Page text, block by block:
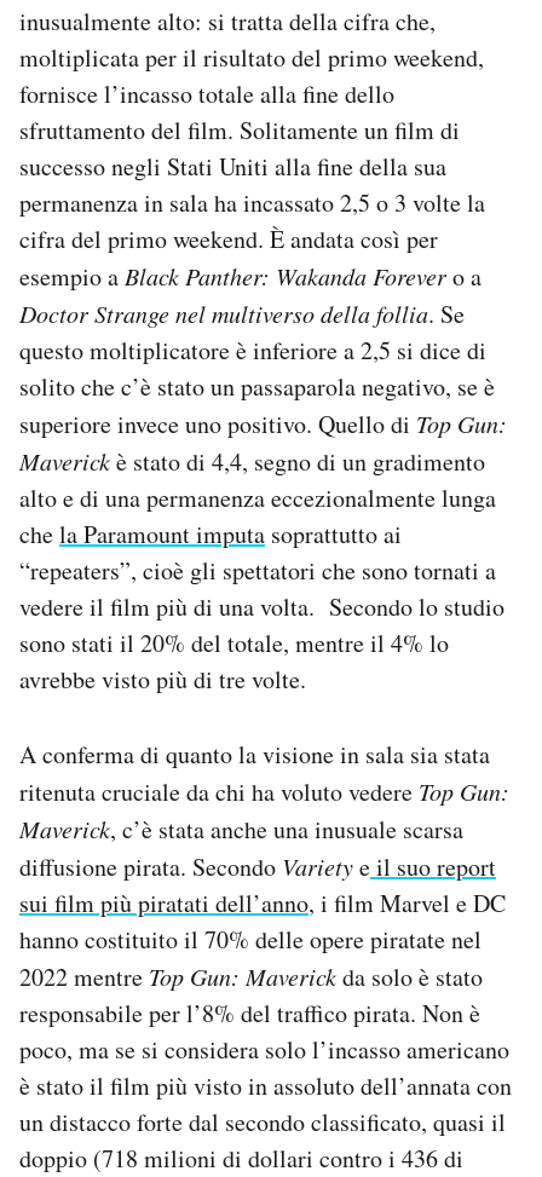
inusualmente alto: si tratta della cifra che,
moltiplicata per il risultato del primo weekend,
fornisce l’incasso totale alla fine dello
sfruttamento del film. Solitamente un film di
successo negli Stati Uniti alla fine della sua
permanenza in sala ha incassato 2,5 o 3 volte la
cifra del primo weekend. È andata così per
esempio a Black Panther: Wakanda Forevero a
Doctor Strange nel multiverso della follia. Se
questo moltiplicatore è inferiore a 2,5 si dice di
solito che c’è stato un passaparola negativo, se è
superiore invece uno positivo. Quello di Top Gun:
Maverickè stato di 4,4, segno di un gradimento
alto e di una permanenza eccezionalmente lunga
chela Paramount imputa soprattutto ai
“repeaters”, cioè gli spettatori che sono tornati a
vedere il film più di una volta. Secondo lo studio
sono stati il 20% del totale, mentre il 4% lo
avrebbe visto più di tre volte.
A conferma di quanto la visione in sala sia stata
ritenuta cruciale da chi ha voluto vedere Top Gun:
Maverick, c’è stata anche una inusuale scarsa
diffusione pirata. Secondo Varietyeil suo report
sui film più piratati dell’anno, i film Marvel e DC
hanno costituito il 70% delle opere piratate nel
2022 mentre Top Gun: Maverickda solo è stato
responsabile per l’8% del traffico pirata. Non è
poco, ma se si considera solo l’incasso americano
è stato il film più visto in assoluto dell’annata con
un distacco forte dal secondo classificato, quasi il
doppio (718 milioni di dollari contro i 436 di